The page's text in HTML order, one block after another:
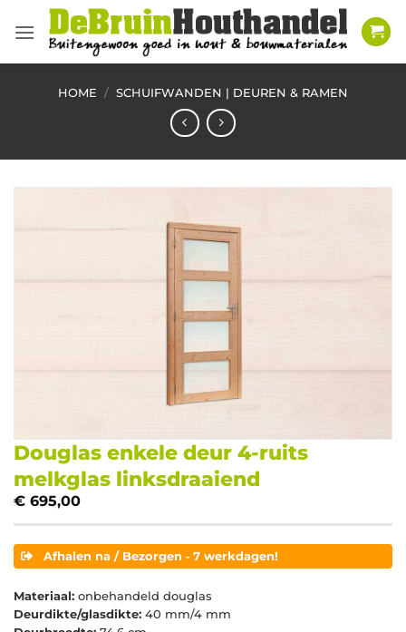
naar
HOME / SCHUIFWANDEN | DEUREN & RAMEN
Douglas enkele deur 4-ruits
melkglas linksdraaiend
€ 695,00
Afhalen na / Bezorgen ‐ 7 werkdagen!
Materiaal: onbehandeld douglas
Deurdikte/glasdikte: 40 mm/4 mm